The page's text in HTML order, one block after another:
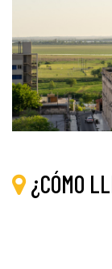
¿CÓMO